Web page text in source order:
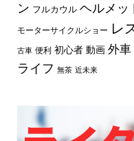
ン フルカウル ヘルメッ
モーターサイクルショー レ
古車 便利 初心者 動画 外車
ライフ 無茶 近未来